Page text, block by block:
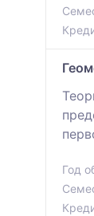
Год